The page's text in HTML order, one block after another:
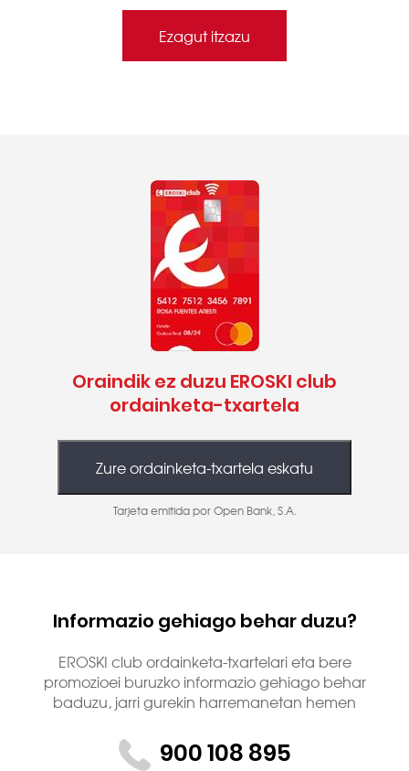
Ezagut itzazu
Oraindik ez duzu EROSKI club
ordainketa-txartela
Tarjeta emitida por Open Bank, S.A.
Informazio gehiago behar duzu?
EROSKI club ordainketa-txartelari eta bere
promozioei buruzko informazio gehiago behar
baduzu, jarri gurekin harremanetan hemen
900 108 895